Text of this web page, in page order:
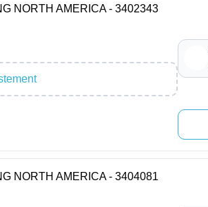
NORTH AMERICA - 3402343
NORTH AMERICA - 3404081